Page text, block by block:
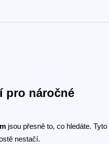
pro náročné
jsou přesně to, co hledáte. Tyto
nestačí.